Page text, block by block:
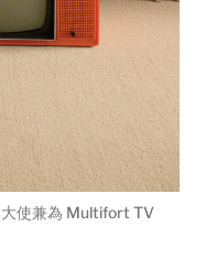
大使兼為 Multifort TV